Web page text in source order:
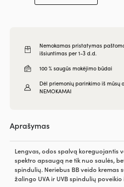
Nemokamas pristatymas
išsiuntimas per 1-3 d.d.
100 % saugūs mokėjimo būdai
Dėl priemonių parinkimo iš mūsų
NEMOKAMAI
Aprašymas
Lengvas, odos spalvą koreguojantis
spektro apsaugą ne tik nuo saulės,
spindulių. Neriebus BB veido kremas
žalingo UVA ir UVB spindulių